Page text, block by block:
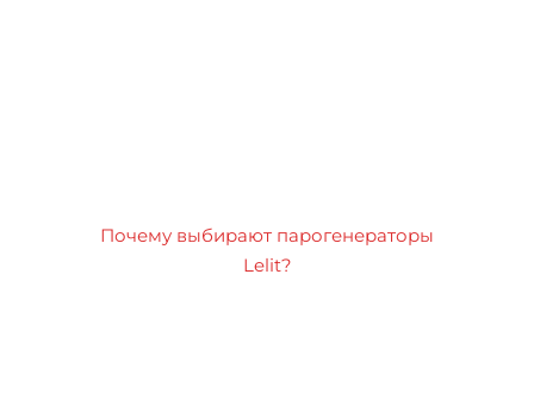
Почему выбирают парогенераторы
Lelit?